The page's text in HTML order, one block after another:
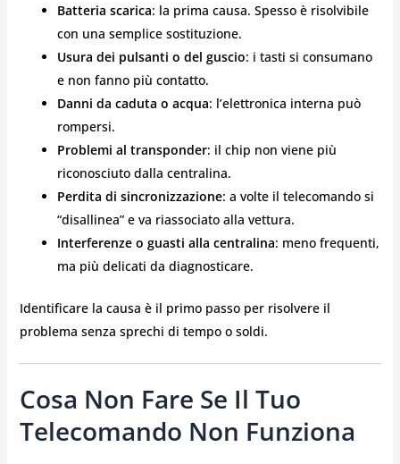
Batteria scarica: la prima causa. Spesso è risolvibile
con una semplice sostituzione.
Usura dei pulsanti o del guscio: i tasti si consumano
e non fanno più contatto.
Danni da caduta o acqua: l’elettronica interna può
rompersi.
Problemi al transponder: il chip non viene più
riconosciuto dalla centralina.
Perdita di sincronizzazione: a volte il telecomando si
“disallinea” e va riassociato alla vettura.
Interferenze o guasti alla centralina: meno frequenti,
ma più delicati da diagnosticare.
Identificare la causa è il primo passo per risolvere il
problema senza sprechi di tempo o soldi.
Cosa Non Fare Se Il Tuo
Telecomando Non Funziona